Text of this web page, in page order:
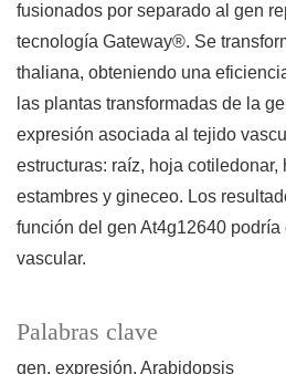
Palabras clave
gen expresión Arabidopsis
fusionados por separado al gen
tecnología Gateway®. Se
thaliana, obteniendo una
las plantas transformadas de la
expresión asociada al tejido
estructuras: raíz, hoja cotiledonar,
estambres y gineceo. Los
función del gen At4g12640
vascular.